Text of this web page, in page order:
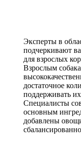
Эксперты в
подчеркивают
для взрослых
Взрослым
достаточное
поддерживать
Специалисты
основным
добавлены